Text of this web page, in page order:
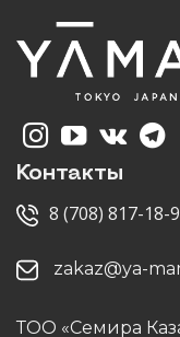
Контакты
8 (708) 817-18-
zakaz@ya-
ТОО «Семира